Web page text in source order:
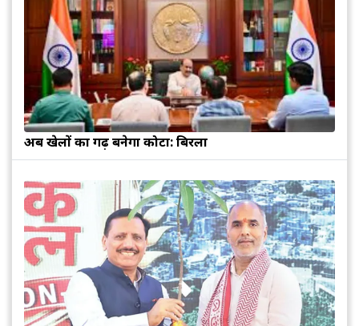
अब खेलों का गढ़ बनेगा कोटा: बिरला